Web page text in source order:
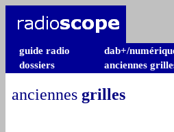
guide radio dab+/
dossiers
anciennes
anciennes grilles